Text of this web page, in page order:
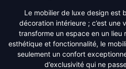
Le mobilier de luxe design est
décoration intérieure ; c’est une
transforme un espace en un lieu
esthétique et fonctionnalité, le
seulement un confort
d’exclusivité qui ne